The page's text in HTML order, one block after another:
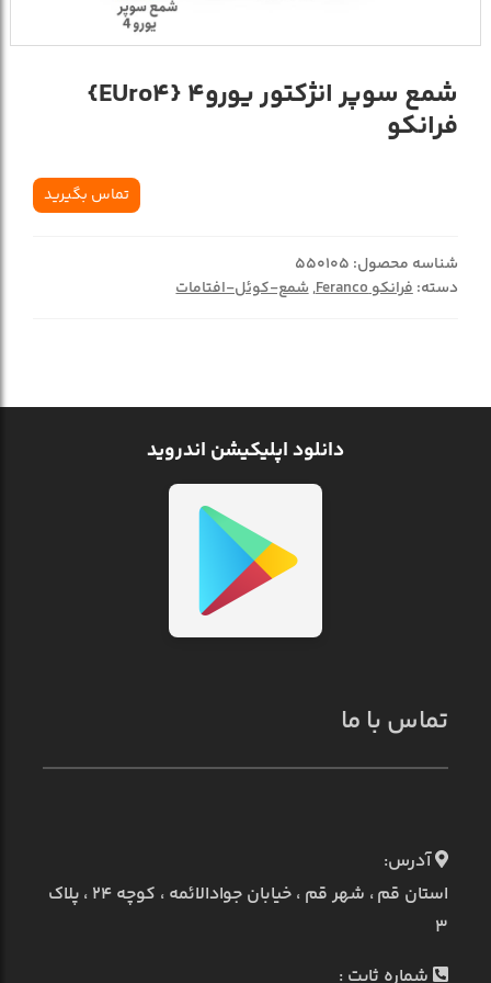
شمع سوپر انژکتور یورو4 {EUro4}
فرانکو
تماس بگیرید
شناسه محصول: 550105
دسته:فرانکو Feranco ,شمع-کوئل-افتامات
دانلود اپلیکیشن اندروید
تماس با ما
آدرس:
استان قم ، شهر قم ، خیابان جوادالائمه ، کوچه ۲۴ ، پلاک
۳
شماره ثابت :